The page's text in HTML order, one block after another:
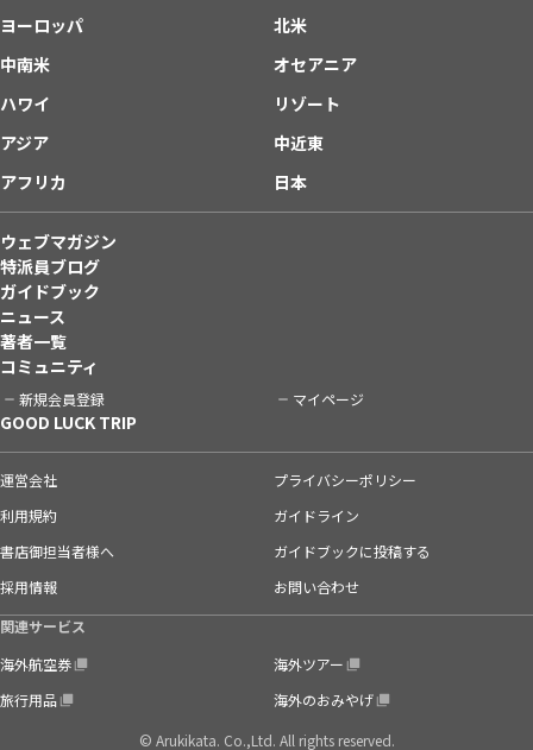
ヨーロッパ
北米
中南米
オセアニア
ハワイ
リゾート
アジア
中近東
アフリカ
日本
ウェブマガジン
特派員ブログ
ガイドブック
ニュース
著者一覧
コミュニティ
新規会員登録 マイページ
GOOD LUCK TRIP
運営会社
プライバシーポリシー
利用規約
ガイドライン
書店御担当者様へ
ガイドブックに投稿する
採用情報
お問い合わせ
関連サービス
海外航空券
海外ツアー
旅行用品
海外のおみやげ
© Arukikata. Co.,Ltd. All rights reserved.